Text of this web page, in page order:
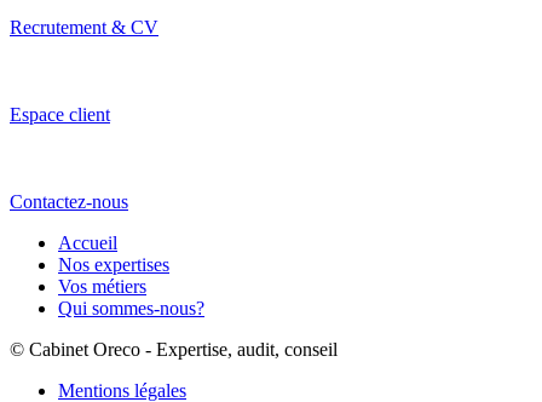
Recrutement & CV
Espace client
Contactez-nous
Accueil
Nos expertises
Vos métiers
Qui sommes-nous?
© Cabinet Oreco - Expertise, audit, conseil
Mentions légales